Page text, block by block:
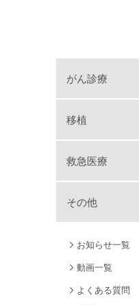
がん診療
移植
救急医療
その他
お知らせ一覧
動画一覧
よくある質問